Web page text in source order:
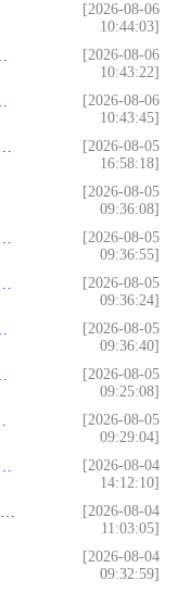
[2026-08-06
10:44:03]
[2026-08-06
10:43:22]
[2026-08-06
10:43:45]
[2026-08-05
16:58:18]
[2026-08-05
09:36:08]
[2026-08-05
09:36:55]
[2026-08-05
09:36:24]
[2026-08-05
09:36:40]
[2026-08-05
09:25:08]
[2026-08-05
09:29:04]
[2026-08-04
14:12:10]
[2026-08-04
11:03:05]
[2026-08-04
09:32:59]